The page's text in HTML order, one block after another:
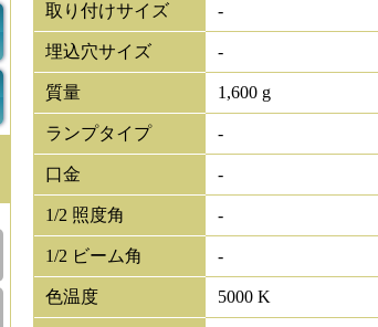
取り付けサイズ -
埋込穴サイズ -
質量 1,600 g
ランプタイプ -
口金 -
1/2 照度角 -
1/2 ビーム角 -
色温度 5000 K